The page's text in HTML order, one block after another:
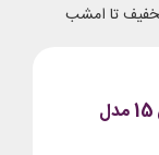
دوست دارید در عروسی‌ها بدرخشید؟ این 15 مدل